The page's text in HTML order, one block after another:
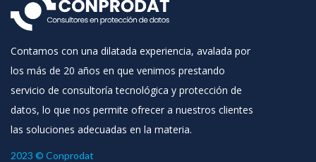
Contamos con una dilatada experiencia, avalada por
los más de 20 años en que venimos prestando
servicio de consultoría tecnológica y protección de
datos, lo que nos permite ofrecer a nuestros clientes
las soluciones adecuadas en la materia.
2023 © Conprodat